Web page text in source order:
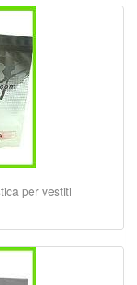
per vestiti